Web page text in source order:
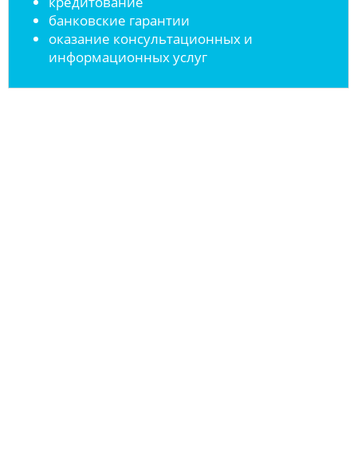
банковские гарантии
оказание консультационных и
информационных услуг